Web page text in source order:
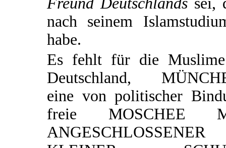
nach seinem
habe.
Es fehlt für die
Deutschland,
eine von politischer
freie MOSCHEE
ANGESCHLOSSENER